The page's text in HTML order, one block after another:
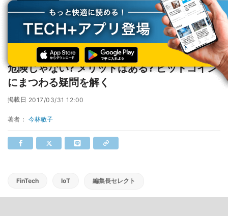
TECH+ 企業IT
ITインフラ
危険じゃない? メリットはある? ビットコインにまつわる疑問を解く
インタビュー
危険じゃない? メリットはある? ビットコイン
にまつわる疑問を解く
掲載日 2017/03/31 12:00
著者： 今林敏子
FinTech IoT 編集長セレクト